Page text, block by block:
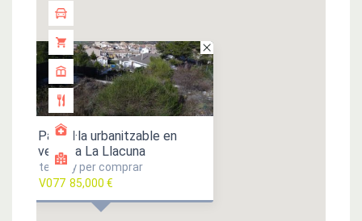
Parcel·la urbanitzable en
venda a La Llacuna
terreny per comprar
V077 85,000 €